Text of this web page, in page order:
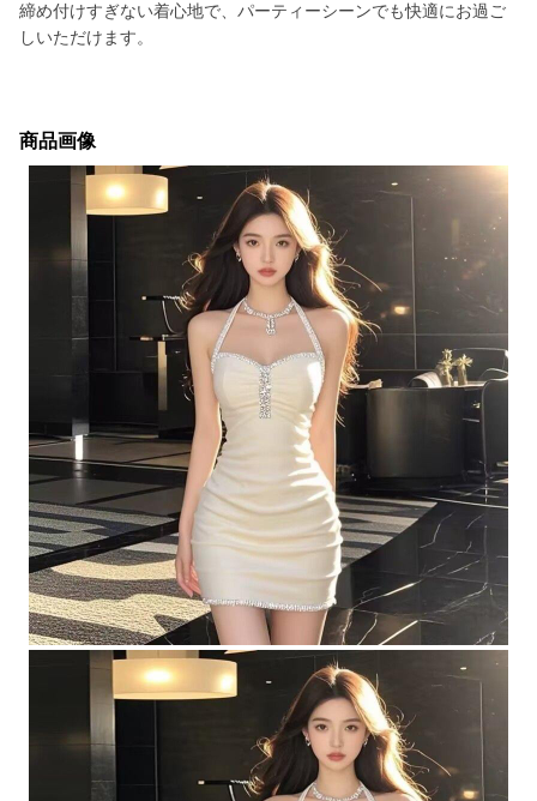
締め付けすぎない着心地で、パーティーシーンでも快適にお過ご
しいただけます。
商品画像